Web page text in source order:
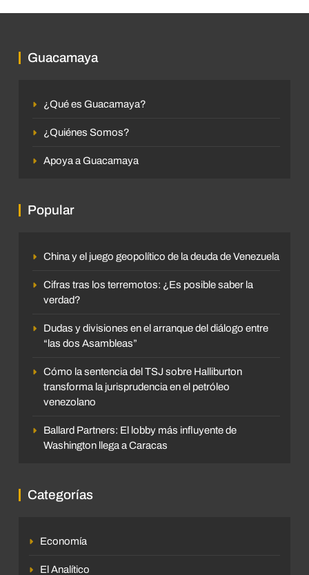
Guacamaya
¿Qué es Guacamaya?
¿Quiénes Somos?
Apoya a Guacamaya
Popular
China y el juego geopolítico de la deuda de Venezuela
Cifras tras los terremotos: ¿Es posible saber la
verdad?
Dudas y divisiones en el arranque del diálogo entre
“las dos Asambleas”
Cómo la sentencia del TSJ sobre Halliburton
transforma la jurisprudencia en el petróleo
venezolano
Ballard Partners: El lobby más influyente de
Washington llega a Caracas
Categorías
Economía
El Analítico